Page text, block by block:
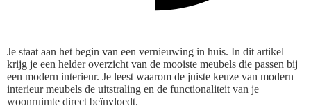
Je staat aan het begin van een vernieuwing in huis. In dit artikel
krijg je een helder overzicht van de mooiste meubels die passen bij
een modern interieur. Je leest waarom de juiste keuze van modern
interieur meubels de uitstraling en de functionaliteit van je
woonruimte direct beïnvloedt.